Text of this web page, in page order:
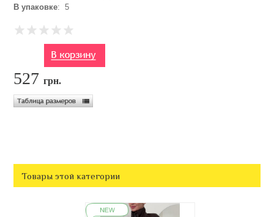
В упаковке: 5
527грн.
Товары этой категории